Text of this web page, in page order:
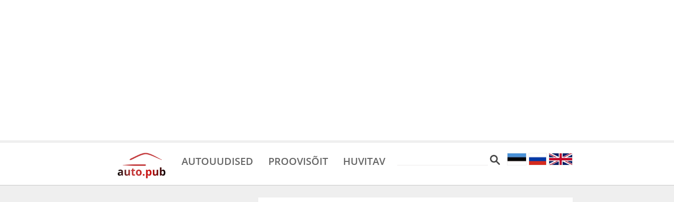
AUTOUUDISED PROOVISÕIT HUVITAV